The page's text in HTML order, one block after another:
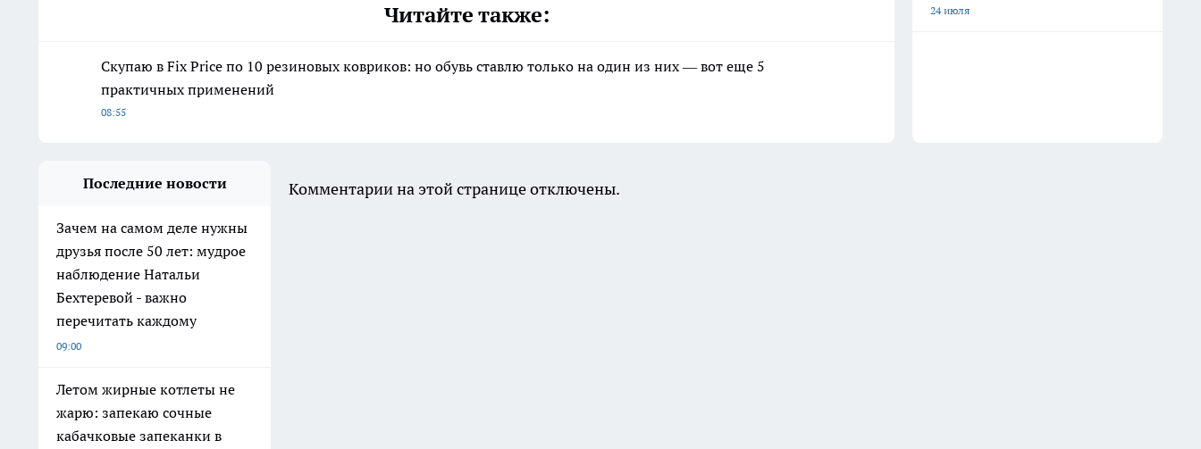
Читайте также:
Скупаю в Fix Price по 10 резиновых ковриков: но обувь ставлю только на один из них — вот еще 5
практичных применений
08:55
24 июля
Последние новости
Зачем на самом деле нужны
друзья после 50 лет: мудрое
наблюдение Натальи
Бехтеревой - важно
перечитать каждому
09:00
Летом жирные котлеты не
жарю: запекаю сочные
кабачковые запеканки в
Комментарии на этой странице отключены.